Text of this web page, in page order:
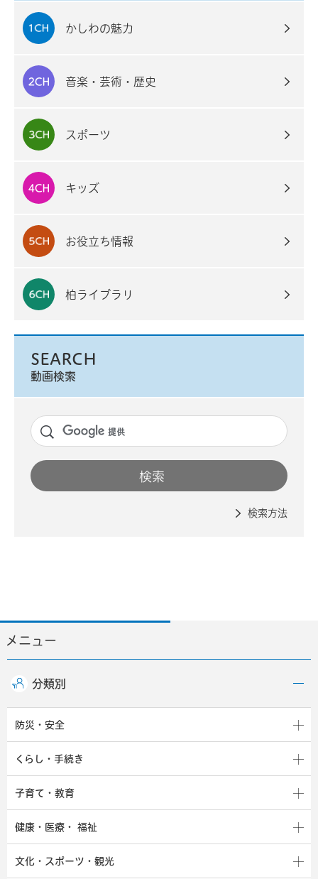
かしわの魅力
音楽・芸術・歴史
スポーツ
キッズ
お役立ち情報
柏ライブラリ
SEARCH
動画検索
検索方法
メニュー
分類別
防災・安全
くらし・手続き
子育て・教育
健康・医療・ 福祉
文化・スポーツ・観光